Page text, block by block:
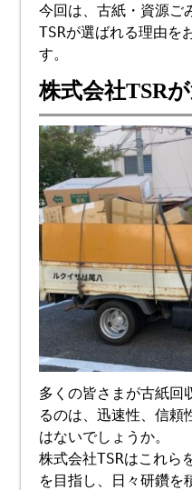
今回は、古紙・資源ご
TSRが選ばれる理由を
す。
株式会社TSR
多くの皆さまが古紙回
るのは、迅速性、信頼
はないでしょうか。
株式会社TSRはこれら
を目指し、日々研鑽を